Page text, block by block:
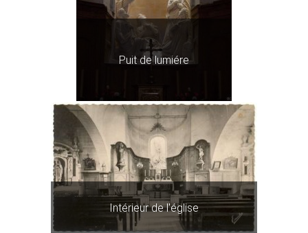
Puit de lumiére
Intérieur de l'église